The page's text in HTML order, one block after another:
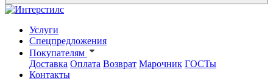
Услуги
Спецпредложения
Покупателям
Доставка Оплата Возврат Марочник ГОСТы
Контакты